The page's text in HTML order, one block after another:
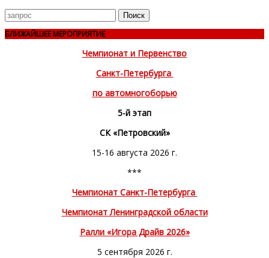
Поиск
для
БЛИЖАЙШЕЕ МЕРОПРИЯТИЕ
Чемпионат и Первенство
Санкт-Петербурга
по автомногоборью
5-й этап
СК «Петровский»
15-16 августа 2026 г.
***
Чемпионат Санкт-Петербурга
Чемпионат Ленинградской области
Ралли «Игора Драйв 2026»
5 сентября 2026 г.